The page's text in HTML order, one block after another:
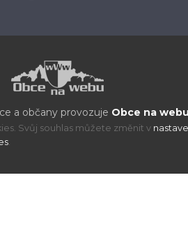
a občany provozuje Obce na
Svůj souhlas můžete změnit v
.